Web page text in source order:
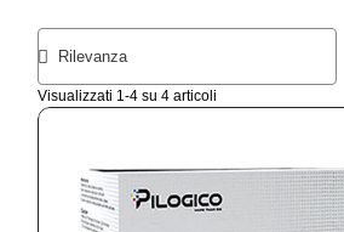
Visualizzati 1-4 su 4 articoli